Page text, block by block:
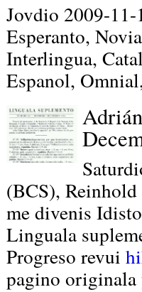
Jovdio 2009-
Esperanto,
Interlingua,
Espanol,
(BCS),
me divenis
Linguala
Progreso revui
pagino